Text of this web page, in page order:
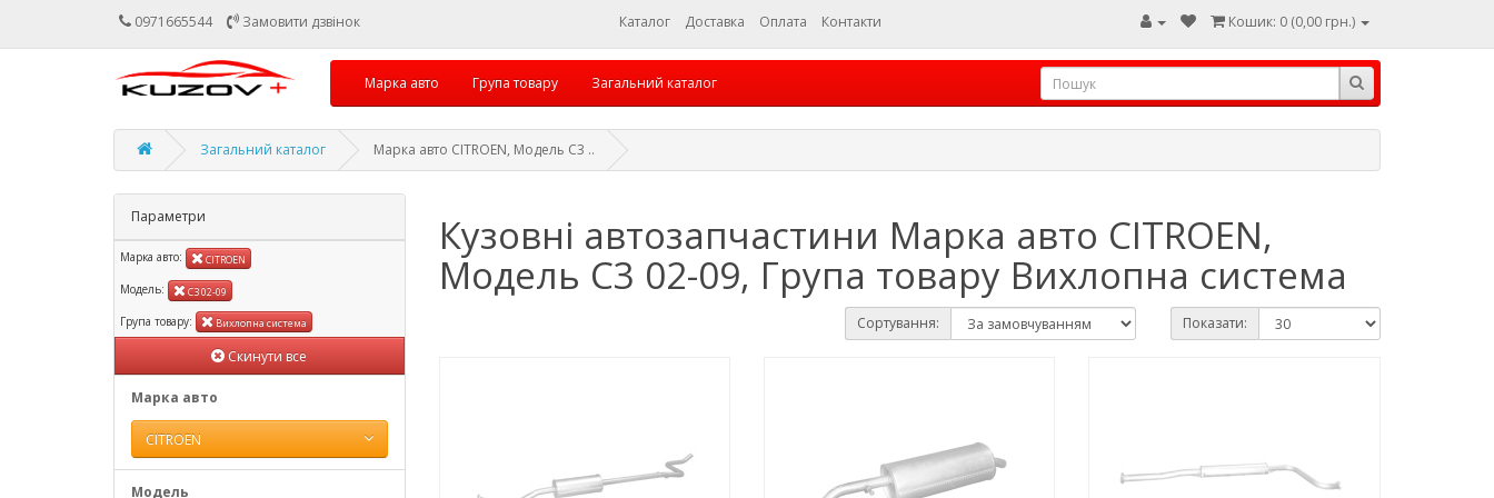
0971665544 Замовити дзвінок Каталог Доставка Оплата Контакти Кошик: 0 (0,00 грн.)
Марка авто Група товару Загальний каталог
Загальний каталог Марка авто CITROEN, Модель C3 ..
Параметри
Марка авто: CITROEN
Модель: C3 02-09
Група товару: Вихлопна система
Скинути все
Марка авто
CITROEN
Модель
Кузовні автозапчастини Марка авто CITROEN,
Модель C3 02-09, Група товару Вихлопна система
Сортування: Показати: